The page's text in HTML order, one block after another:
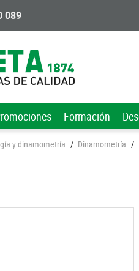
089
Formación
y dinamometría / Dinamometría /